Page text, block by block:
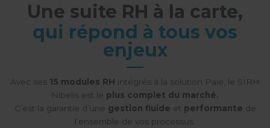
Une suite RH à la carte,
qui répond à tous vos
enjeux
Avec ses 15 modules RH intégrés à la solution Paie, le SIRH
Nibelis est le plus complet du marché.
C’est la garantie d’une gestion fluide et performante de
l’ensemble de vos processus.